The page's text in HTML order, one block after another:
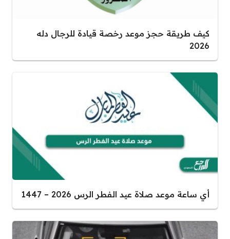
كيف طريقة حجز موعد رخصة قيادة للرجال دله
2026
أي ساعة موعد صلاة عيد الفطر الرس 2026 – 1447